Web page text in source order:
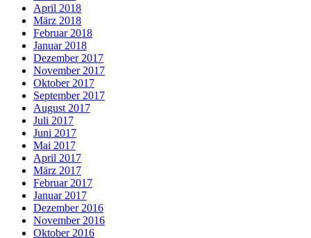
April 2018
März 2018
Februar 2018
Januar 2018
Dezember 2017
November 2017
Oktober 2017
September 2017
August 2017
Juli 2017
Juni 2017
Mai 2017
April 2017
März 2017
Februar 2017
Januar 2017
Dezember 2016
November 2016
Oktober 2016